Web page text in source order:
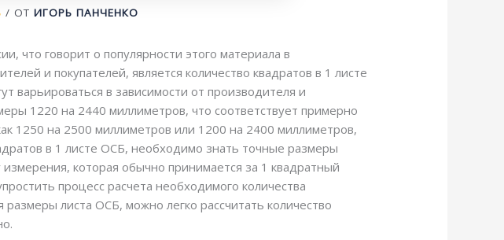
/ ОТ ИГОРЬ ПАНЧЕНКО
что говорит о популярности этого материала в
и покупателей, является количество квадратов в 1 листе
варьироваться в зависимости от производителя и
1220 на 2440 миллиметров, что соответствует примерно
1250 на 2500 миллиметров или 1200 на 2400 миллиметров,
в 1 листе ОСБ, необходимо знать точные размеры
которая обычно принимается за 1 квадратный
процесс расчета необходимого количества
листа ОСБ, можно легко рассчитать количество